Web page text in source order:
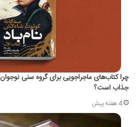
چرا کتاب‌های ماجراجویی برای گروه سنی نوجوان
جذاب است؟
4 هفته پیش